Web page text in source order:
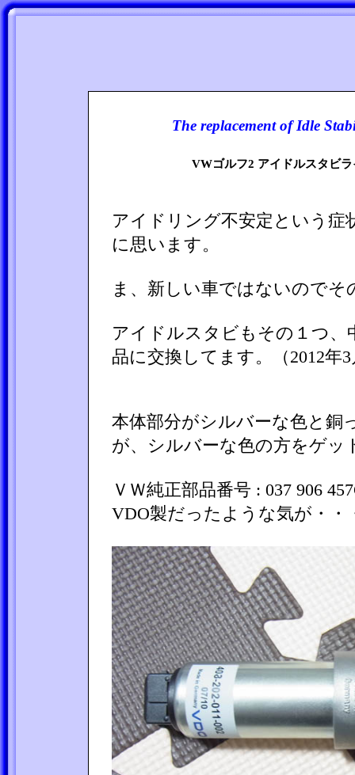
The replacement of Idle
VWゴルフ2 アイドルスタビ
アイドリング不安定という
に思います。
ま、新しい車ではないので
アイドルスタビもその１つ
品に交換してます。（2012年3
本体部分がシルバーな色と銅
が、シルバーな色の方をゲッ
ＶＷ純正部品番号 : 037 906
VDO製だったような気が・・